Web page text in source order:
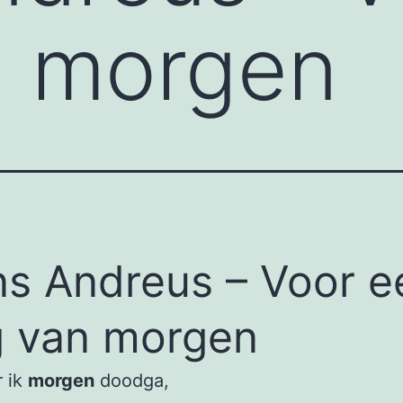
morgen
Andreus – Voor
van morgen
ik morgen doodga,